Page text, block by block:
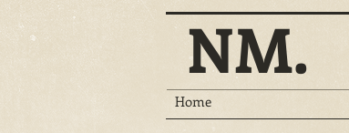
NM.
Home